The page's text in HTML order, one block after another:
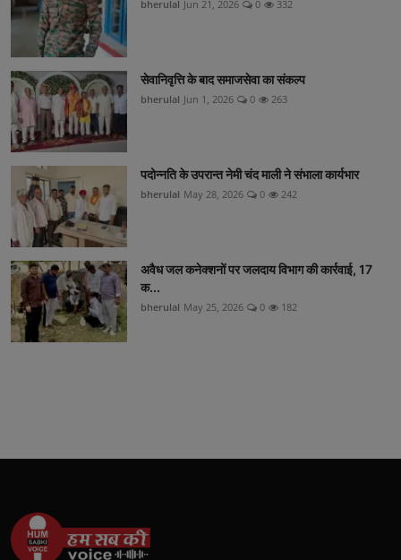
bherulal Jun 21, 2026 0 332
सेवानिवृत्ति के बाद समाजसेवा का संकल्प
bherulal Jun 1, 2026 0 263
पदोन्नति के उपरान्त नेमी चंद माली ने संभाला कार्यभार
bherulal May 28, 2026 0 242
अवैध जल कनेक्शनों पर जलदाय विभाग की कार्रवाई, 17
क...
bherulal May 25, 2026 0 182